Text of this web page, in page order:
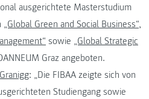
ausgerichtete Masterstudium
„Global Green and Social Business“,
sowie „Global Strategic
Graz angeboten.
: „Die FIBAA zeigte sich von
Studiengang sowie